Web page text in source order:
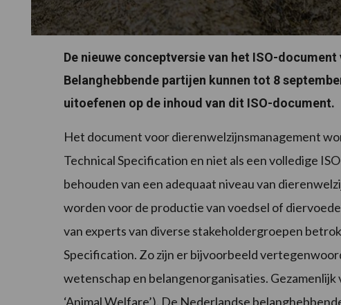
De nieuwe conceptversie van het ISO-
Belanghebbende partijen kunnen tot 8
uitoefenen op de inhoud van dit ISO-document.
Het document voor dierenwelzijnsmanagement
Technical Specification en niet als een volledige
behouden van een adequaat niveau van
worden voor de productie van voedsel of
van experts van diverse stakeholdergroepen
Specification. Zo zijn er bijvoorbeeld
wetenschap en belangenorganisaties.
‘Animal Welfare’). De Nederlandse